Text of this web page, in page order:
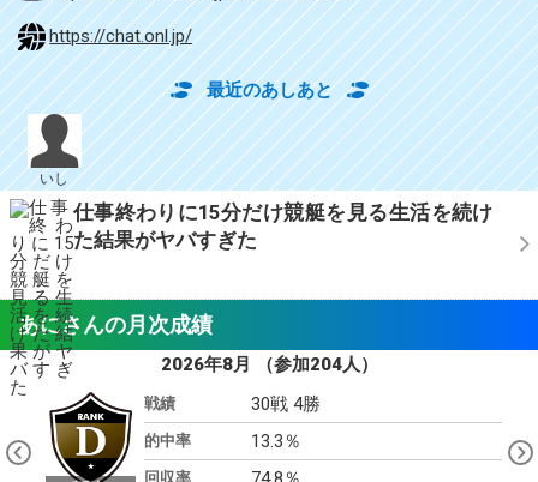
https://chat.onl.jp/
最近のあしあと
いし
仕事終わりに15分だけ競艇を見る生活を続け
た結果がヤバすぎた
あにさんの月次成績
viou
s
2026年8月 （参加204人）
戦績 30戦 4勝
的中率 13.3％
回収率
Nex
t